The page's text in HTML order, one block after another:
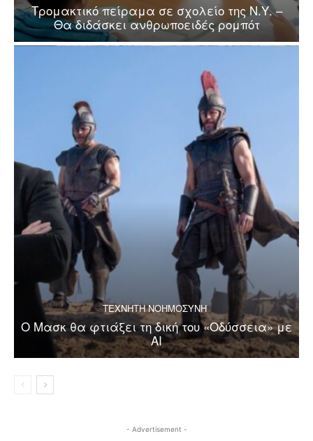
Τρομακτικό πείραμα σε σχολείο της Ν.Υ. –
Θα διδάσκει ανθρωποειδές ρομπότ
ΤΕΧΝΗΤΗ ΝΟΗΜΟΣΥΝΗ
Ο Μασκ θα φτιάξει τη δική του «Οδύσσεια» με
AI
- Advertisement -